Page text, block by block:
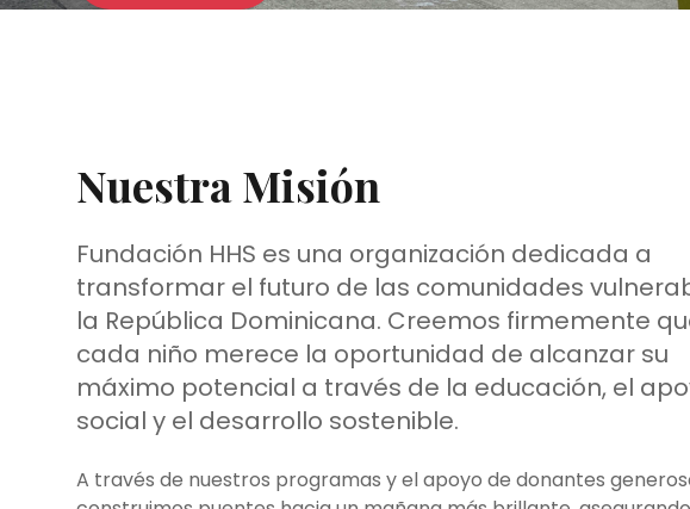
Nuestra Misión
Fundación HHS es una organización dedicada a
transformar el futuro de las comunidades
la República Dominicana. Creemos firmemente
cada niño merece la oportunidad de alcanzar su
máximo potencial a través de la educación, el
social y el desarrollo sostenible.
A través de nuestros programas y el apoyo de donantes